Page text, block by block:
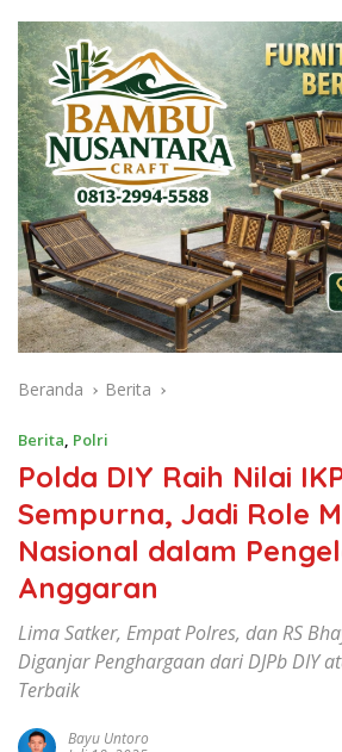
Beranda Berita
Berita, Polri
Polda DIY Raih Nilai
Sempurna, Jadi Role
Nasional dalam
Anggaran
Lima Satker, Empat Polres, dan RS
Diganjar Penghargaan dari DJPb DIY
Terbaik
Bayu Untoro